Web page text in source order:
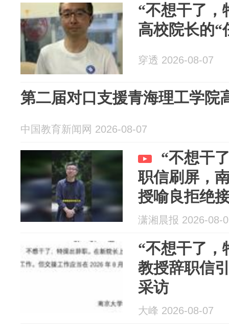
“不想干了，
高校院长的“
穿透 2026-08-07
第二届对口支援青海理工学院
中国教育新闻网 2026-08-07
“不想干
职信刷屏，
授喻良拒绝
潇湘晨报 2026-08-
“不想干了，
教授辞职信
采访
大峰 2026-08-07